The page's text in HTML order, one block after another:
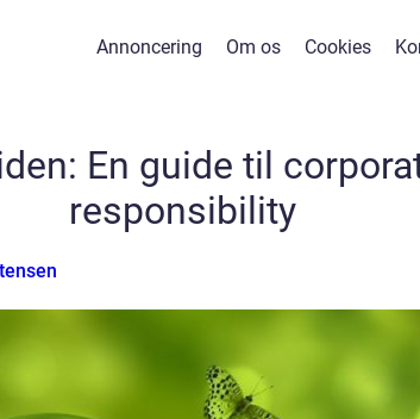
Annoncering Om os Cookies
En guide til
responsibility